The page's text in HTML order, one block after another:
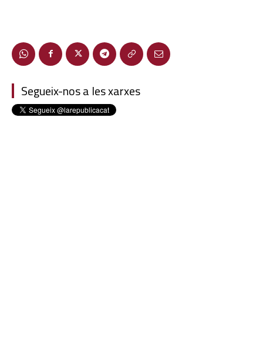
Segueix-nos a les xarxes